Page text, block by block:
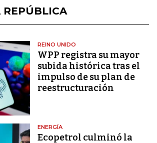
REPÚBLICA
REINO UNIDO
WPP registra su mayor
subida histórica tras el
impulso de su plan de
reestructuración
ENERGÍA
Ecopetrol culminó la